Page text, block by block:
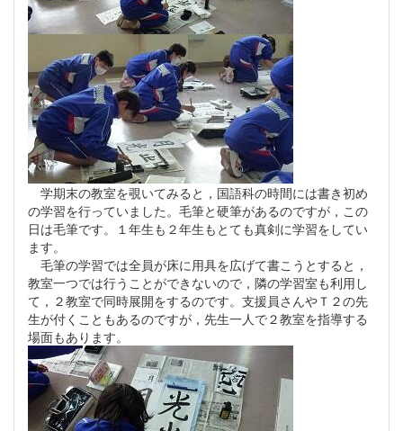
学期末の教室を覗いてみると，国語科の時間には書き初め
の学習を行っていました。毛筆と硬筆があるのですが，この
日は毛筆です。１年生も２年生もとても真剣に学習をしてい
ます。
毛筆の学習では全員が床に用具を広げて書こうとすると，
教室一つでは行うことができないので，隣の学習室も利用し
て，２教室で同時展開をするのです。支援員さんやＴ２の先
生が付くこともあるのですが，先生一人で２教室を指導する
場面もあります。